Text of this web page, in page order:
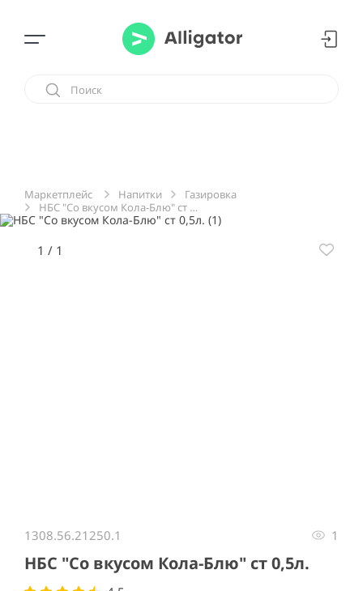
Маркетплейс Напитки
Газировка
НБС "Со вкусом Кола-Блю" ст 0,5л.
1 / 1
1308.56.21250.1 1
НБС "Со вкусом Кола-Блю" ст 0,5л.